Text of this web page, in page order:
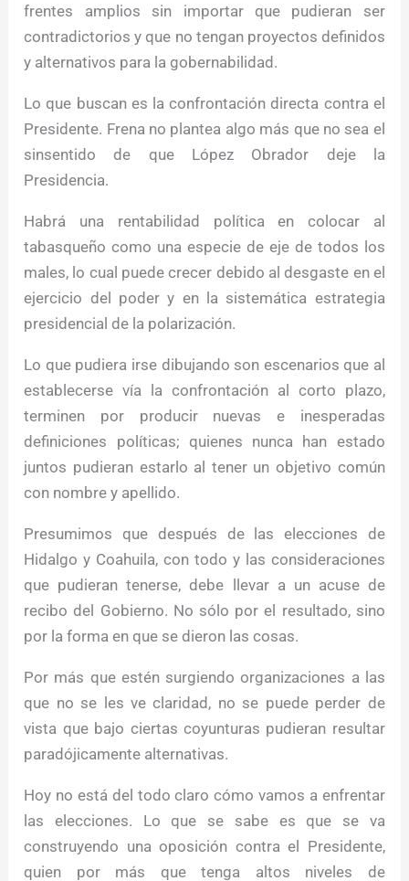
frentes amplios sin importar que pudieran ser
contradictorios y que no tengan proyectos definidos
y alternativos para la gobernabilidad.
Lo que buscan es la confrontación directa contra el
Presidente. Frena no plantea algo más que no sea el
sinsentido de que López Obrador deje la
Presidencia.
Habrá una rentabilidad política en colocar al
tabasqueño como una especie de eje de todos los
males, lo cual puede crecer debido al desgaste en el
ejercicio del poder y en la sistemática estrategia
presidencial de la polarización.
Lo que pudiera irse dibujando son escenarios que al
establecerse vía la confrontación al corto plazo,
terminen por producir nuevas e inesperadas
definiciones políticas; quienes nunca han estado
juntos pudieran estarlo al tener un objetivo común
con nombre y apellido.
Presumimos que después de las elecciones de
Hidalgo y Coahuila, con todo y las consideraciones
que pudieran tenerse, debe llevar a un acuse de
recibo del Gobierno. No sólo por el resultado, sino
por la forma en que se dieron las cosas.
Por más que estén surgiendo organizaciones a las
que no se les ve claridad, no se puede perder de
vista que bajo ciertas coyunturas pudieran resultar
paradójicamente alternativas.
Hoy no está del todo claro cómo vamos a enfrentar
las elecciones. Lo que se sabe es que se va
construyendo una oposición contra el Presidente,
quien por más que tenga altos niveles de